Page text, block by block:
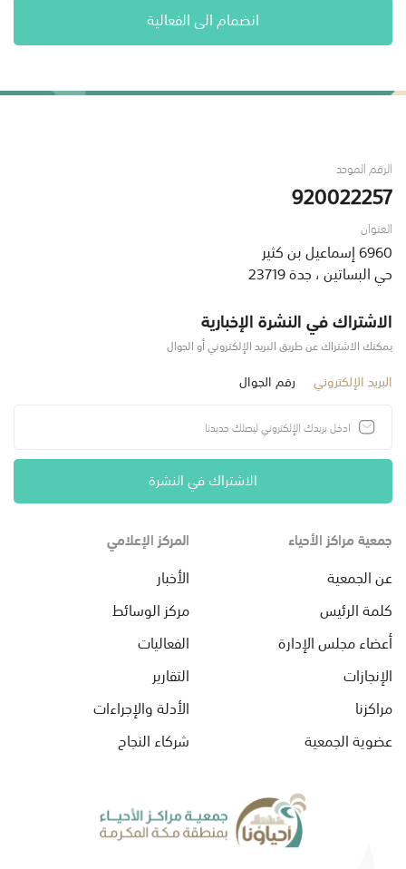
انضمام الى الفعالية
الرقم الموحد
920022257
العنوان
6960 إسماعيل بن كثير
حي البساتين ، جدة 23719
الاشتراك في النشرة الإخبارية
يمكنك الاشتراك عن طريق البريد الإلكتروني أو الجوال
البريد الإلكتروني رقم الجوال
الاشتراك في النشرة
جمعية مراكز الأحياء
عن الجمعية
كلمة الرئيس
أعضاء مجلس الإدارة
الإنجازات
مراكزنا
عضوية الجمعية
المركز الإعلامي
الأخبار
مركز الوسائط
الفعاليات
التقارير
الأدلة والإجراءات
شركاء النجاح